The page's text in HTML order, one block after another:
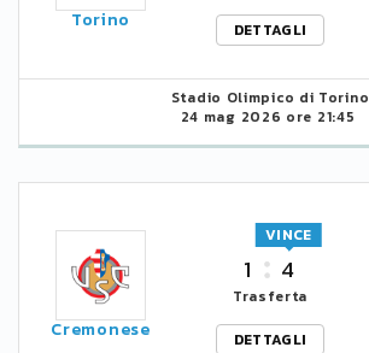
Torino
DETTAGLI
Stadio Olimpico di Torino
24 mag 2026 ore 21:45
Cremonese
1 4
VINCE
Trasferta
DETTAGLI